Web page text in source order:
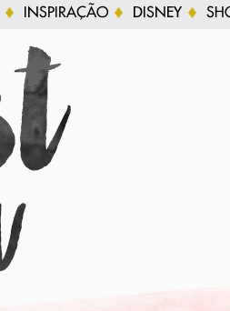
INSPIRAÇÃO DISNEY